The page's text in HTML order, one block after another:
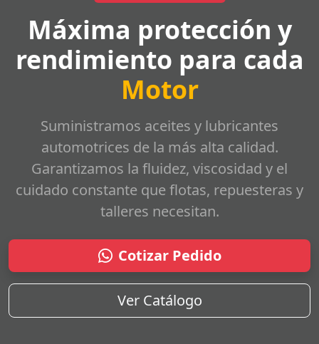
Máxima protección y
rendimiento para cada
Motor
Suministramos aceites y lubricantes
automotrices de la más alta calidad.
Garantizamos la fluidez, viscosidad y el
cuidado constante que flotas, repuesteras y
talleres necesitan.
Cotizar Pedido
Ver Catálogo